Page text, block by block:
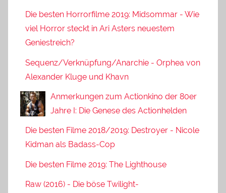
Die besten Horrorfilme 2019: Midsommar - Wie
viel Horror steckt in Ari Asters neuestem
Geniestreich?
Sequenz/Verknüpfung/Anarchie - Orphea von
Alexander Kluge und Khavn
Anmerkungen zum Actionkino der 80er
Jahre I: Die Genese des Actionhelden
Die besten Filme 2018/2019: Destroyer - Nicole
Kidman als Badass-Cop
Die besten Filme 2019: The Lighthouse
Raw (2016) - Die böse Twilight-